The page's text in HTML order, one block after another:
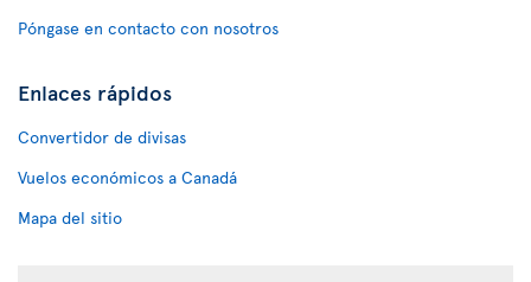
Póngase en contacto con nosotros
Enlaces rápidos
Convertidor de divisas
Vuelos económicos a Canadá
Mapa del sitio